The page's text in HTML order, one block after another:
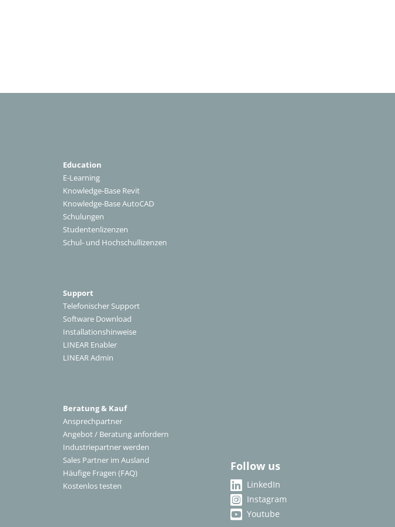
Education
E-Learning
Knowledge-Base Revit
Knowledge-Base AutoCAD
Schulungen
Studentenlizenzen
Schul- und Hochschullizenzen
Support
Telefonischer Support
Software Download
Installationshinweise
LINEAR Enabler
LINEAR Admin
Beratung & Kauf
Ansprechpartner
Angebot / Beratung anfordern
Industriepartner werden
Sales Partner im Ausland
Häufige Fragen (FAQ)
Kostenlos testen
Follow us
LinkedIn
Instagram
Youtube